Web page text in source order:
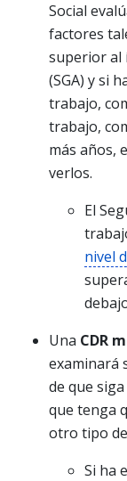
Social
factores
superior al
(SGA) y si
trabajo,
trabajo,
más años,
verlos.
El
nivel
Una CDR
examinará
de que
que tenga
otro tipo
Si ha